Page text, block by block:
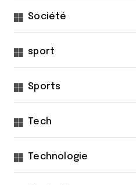
Société
sport
Sports
Tech
Technologie